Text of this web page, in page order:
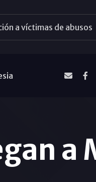
a víctimas de abusos
a